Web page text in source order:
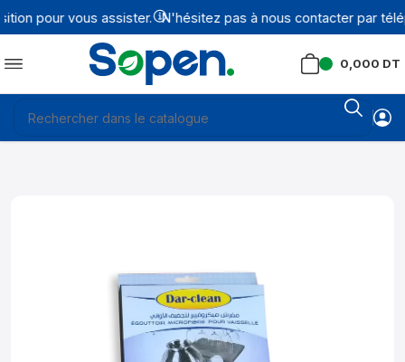
pour vous assister. N'hésitez pas à nous contacter par
0,000 DT